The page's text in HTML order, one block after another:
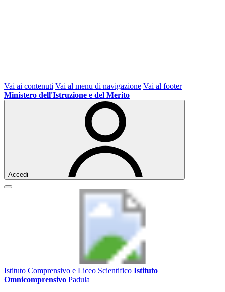
Vai ai contenuti Vai al menu di navigazione Vai al footer
Ministero dell'Istruzione e del Merito
Accedi
Istituto Comprensivo e Liceo Scientifico Istituto
Omnicomprensivo Padula